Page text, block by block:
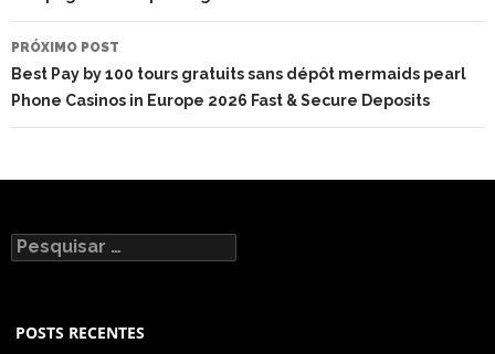
PRÓXIMO POST
Best Pay by 100 tours gratuits sans dépôt mermaids pearl
Phone Casinos in Europe 2026 Fast & Secure Deposits
Pesquisar
por:
POSTS RECENTES